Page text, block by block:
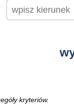
kryteriów.